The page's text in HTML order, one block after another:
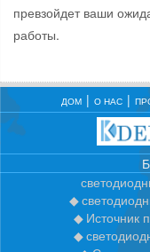
превзойдет ваши
работы.
ДОМ О НАС
Источник